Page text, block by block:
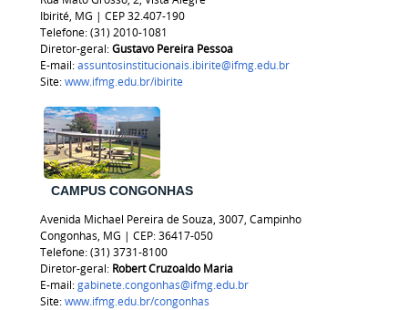
Ibirité, MG | CEP 32.407-190
Telefone: (31) 2010-1081
Diretor-geral:Gustavo Pereira Pessoa
E-mail:assuntosinstitucionais.ibirite@ifmg.edu.br
Site:www.ifmg.edu.br/ibirite
CAMPUS CONGONHAS
Avenida Michael Pereira de Souza, 3007, Campinho
Congonhas, MG | CEP: 36417-050
Telefone: (31) 3731-8100
Diretor-geral: Robert Cruzoaldo Maria
E-mail:gabinete.congonhas@ifmg.edu.br
Site:www.ifmg.edu.br/congonhas